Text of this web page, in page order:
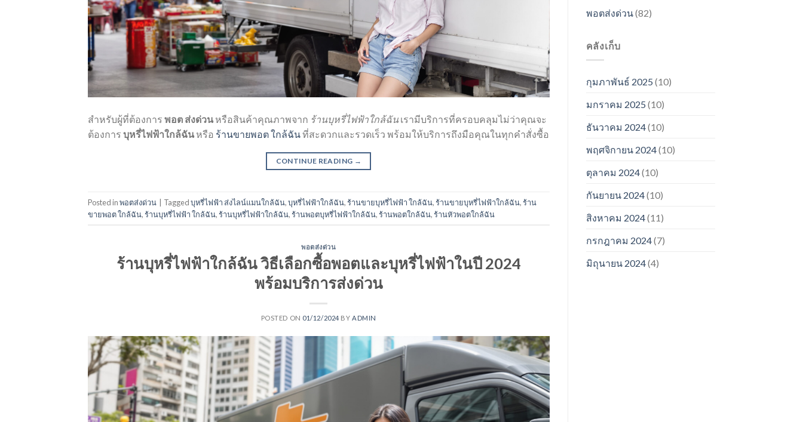
สำหรับผู้ที่ต้องการ พอต ส่งด่วน หรือสินค้าคุณภาพจาก ร้านบุหรี่ไฟฟ้าใกล้ฉัน เรามีบริการที่ครอบคลุมไม่ว่าคุณจะ
ต้องการ บุหรี่ไฟฟ้าใกล้ฉัน หรือ ร้านขายพอต ใกล้ฉันที่สะดวกและรวดเร็ว พร้อมให้บริการถึงมือคุณในทุกคำสั่งซื้อ
CONTINUE READING →
Posted inพอตส่งด่วน Taggedบุหรี่ไฟฟ้า ส่งไลน์แมนใกล้ฉัน,บุหรี่ไฟฟ้าใกล้ฉัน,ร้านขายบุหรี่ไฟฟ้า ใกล้ฉัน,ร้านขายบุหรี่ไฟฟ้าใกล้ฉัน,ร้าน
ขายพอต ใกล้ฉัน,ร้านบุหรี่ไฟฟ้า ใกล้ฉัน,ร้านบุหรี่ไฟฟ้าใกล้ฉัน,ร้านพอตบุหรี่ไฟฟ้าใกล้ฉัน,ร้านพอตใกล้ฉัน,ร้านหัวพอตใกล้ฉัน
พอตส่งด่วน
ร้านบุหรี่ไฟฟ้าใกล้ฉัน วิธีเลือกซื้อพอตและบุหรี่ไฟฟ้าในปี 2024
พร้อมบริการส่งด่วน
POSTED ON 01/12/2024 BYADMIN
พอตส่งด่วน(82)
คลังเก็บ
กุมภาพันธ์ 2025 (10)
มกราคม 2025 (10)
ธันวาคม 2024(10)
พฤศจิกายน 2024(10)
ตุลาคม 2024(10)
กันยายน 2024(10)
สิงหาคม 2024(11)
กรกฎาคม 2024(7)
มิถุนายน 2024(4)